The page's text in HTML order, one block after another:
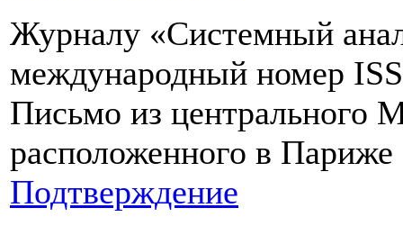
Журналу «Системный
международный номер
Письмо из центрального
расположенного в Париже
Подтверждение